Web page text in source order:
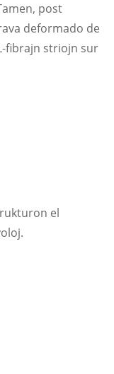
post
deformado de
fibrajn striojn sur
el